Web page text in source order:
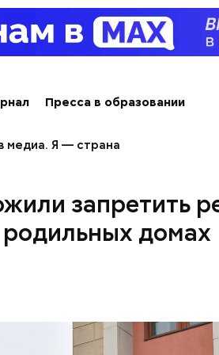
Пресса в образовании
медиа. Я — страна
запретить
родильных домах
Лазуренко,